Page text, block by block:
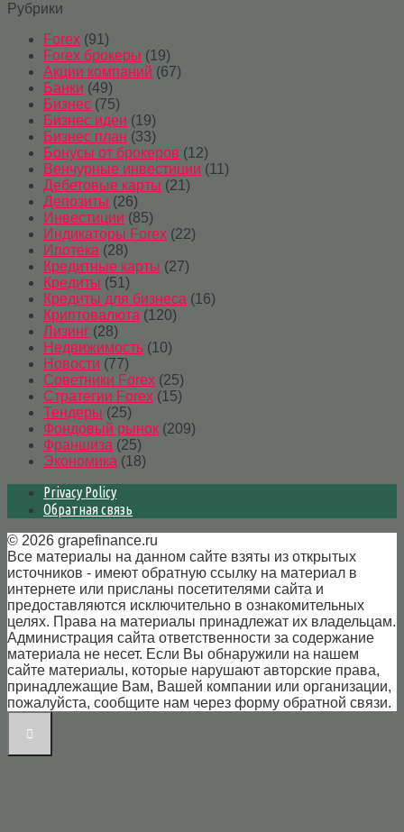
Рубрики
Forex (91)
Forex брокеры (19)
Акции компаний (67)
Банки (49)
Бизнес (75)
Бизнес идеи (19)
Бизнес план (33)
Бонусы от брокеров (12)
Венчурные инвестиции (11)
Дебетовые карты (21)
Депозиты (26)
Инвестиции (85)
Индикаторы Forex (22)
Ипотека (28)
Кредитные карты (27)
Кредиты (51)
Кредиты для бизнеса (16)
Криптовалюта (120)
Лизинг (28)
Недвижимость (10)
Новости (77)
Советники Forex (25)
Стратегии Forex (15)
Тендеры (25)
Фондовый рынок (209)
Франшиза (25)
Экономика (18)
Privacy Policy
Обратная связь
© 2026 grapefinance.ru
Все материалы на данном сайте взяты из открытых
источников - имеют обратную ссылку на материал в
интернете или присланы посетителями сайта и
предоставляются исключительно в ознакомительных
целях. Права на материалы принадлежат их владельцам.
Администрация сайта ответственности за содержание
материала не несет. Если Вы обнаружили на нашем
сайте материалы, которые нарушают авторские права,
принадлежащие Вам, Вашей компании или организации,
пожалуйста, сообщите нам через форму обратной связи.